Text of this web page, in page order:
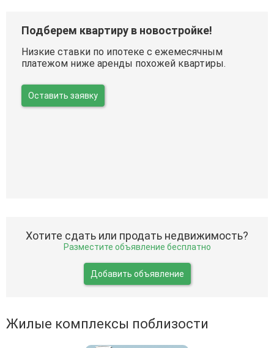
Подберем квартиру в новостройке!
Низкие ставки по ипотеке с ежемесячным
платежом ниже аренды похожей квартиры.
Оставить заявку
Хотите сдать или продать недвижимость?
Разместите объявление бесплатно
Добавить объявление
Жилые комплексы поблизости